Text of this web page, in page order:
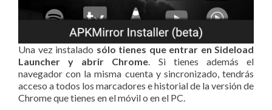
Una vez instalado sólo tienes que entrar en Sideload
Launcher y abrir Chrome. Si tienes además el
navegador con la misma cuenta y sincronizado, tendrás
acceso a todos los marcadores e historial de la versión de
Chrome que tienes en el móvil o en el PC.